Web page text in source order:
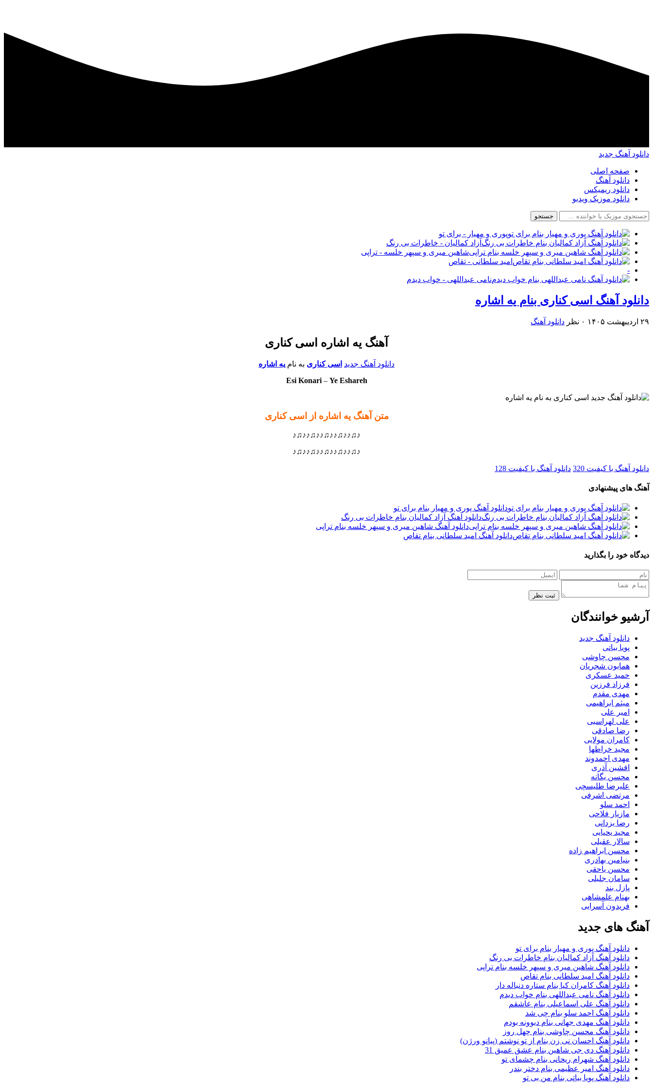
دانلود آهنگ جدید
صفحه اصلی
دانلود آهنگ
دانلود ریمیکس
دانلود موزیک ویدیو
جستجو
پوری و مهیار - برای تو
آزاد کمالیان - خاطرات بی رنگ
شاهین میری و سپهر خلسه - تراپی
امید سلطانی - تقاص
-
نامی عبداللهی - خواب دیدم
دانلود آهنگ اسی کناری بنام یه اشاره
۲۹ اردیبهشت ۱۴۰۵ ۰ نظر دانلود آهنگ
آهنگ یه اشاره اسی کناری
دانلود آهنگ جدید اسی کناری به نام یه اشاره
Esi Konari– Ye Eshareh
متن آهنگ یه اشاره از اسی کناری
♪♫♪♪♫♪♪♫♪♪♫♪♪♫♪
♪♫♪♪♫♪♪♫♪♪♫♪♪♫♪
دانلود آهنگ با کیفیت 320 دانلود آهنگ با کیفیت 128
آهنگ های پیشنهادی
دانلود آهنگ پوری و مهیار بنام برای تو
دانلود آهنگ آزاد کمالیان بنام خاطرات بی رنگ
دانلود آهنگ شاهین میری و سپهر خلسه بنام تراپی
دانلود آهنگ امید سلطانی بنام تقاص
دیدگاه خود را بگذارید
ثبت نظر
آرشیو خوانندگان
دانلود آهنگ جدید
پویا بیاتی
محسن چاوشی
همایون شجریان
حمید عسکری
فرزاد فرزین
مهدی مقدم
میثم ابراهیمی
امیر علی
علی لهراسبی
رضا صادقی
کامران مولایی
مجید خراطها
مهدی احمدوند
افشین آذری
محسن یگانه
علیرضا طلیسچی
مرتضی اشرفی
احمد سلو
مازیار فلاحی
رضا یزدانی
مجید یحیایی
سالار عقیلی
محسن ابراهیم زاده
بنیامین بهادری
محسن یاحقی
سامان جلیلی
پازل بند
بهنام علمشاهی
فریدون آسرایی
آهنگ های جدید
دانلود آهنگ پوری و مهیار بنام برای تو
دانلود آهنگ آزاد کمالیان بنام خاطرات بی رنگ
دانلود آهنگ شاهین میری و سپهر خلسه بنام تراپی
دانلود آهنگ امید سلطانی بنام تقاص
دانلود آهنگ کامران کیا بنام ستاره دنباله دار
دانلود آهنگ نامی عبداللهی بنام خواب دیدم
دانلود آهنگ علی اسماعیلی بنام عاشقم
دانلود آهنگ احمد سلو بنام چی شد
دانلود آهنگ مهدی جهانی بنام دیوونه بودم
دانلود آهنگ محسن چاوشی بنام چهل روز
دانلود آهنگ احسان نی زن بنام از تو نوشتم (پیانو ورژن)
دانلود آهنگ دی جی شاهین بنام عشق عمیق 31
دانلود آهنگ شهرام ریحانی بنام چشمای تو
دانلود آهنگ امیر عظیمی بنام دختر بندر
دانلود آهنگ پویا بیاتی بنام من بی تو